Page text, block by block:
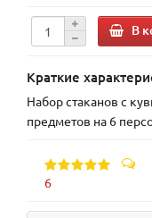
В
Краткие
Набор стаканов с
предметов на 6
6